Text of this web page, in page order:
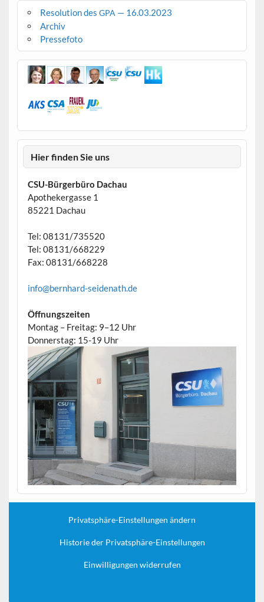
Resolution des GPA — 16.03.2023
Archiv
Pressefoto
Hier finden Sie uns
CSU-Bürgerbüro Dachau
Apothekergasse 1
85221 Dachau
Tel: 08131/735520
Tel: 08131/668229
Fax: 08131/668228
info@bernhard-seidenath.de
Öffnungszeiten
Montag – Freitag: 9–12 Uhr
Donnerstag: 15-19 Uhr
Privatsphäre-Einstellungen ändern
Historie der Privatsphäre-Einstellungen
Einwilligungen widerrufen